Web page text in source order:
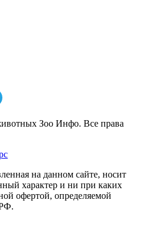
Зоо Инфо. Все права
на данном сайте, носит
характер и ни при каких
офертой, определяемой